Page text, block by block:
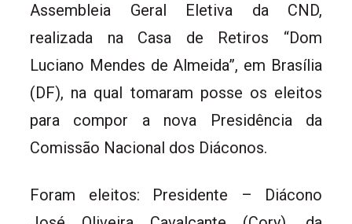
Assembleia Geral Eletiva da CND,
realizada na Casa de Retiros “Dom
Luciano Mendes de Almeida”, em Brasília
(DF), na qual tomaram posse os eleitos
para compor a nova Presidência da
Comissão Nacional dos Diáconos.
Foram eleitos: Presidente – Diácono